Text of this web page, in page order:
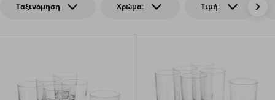
Ταξινόμηση Χρώμα: Τιμή: